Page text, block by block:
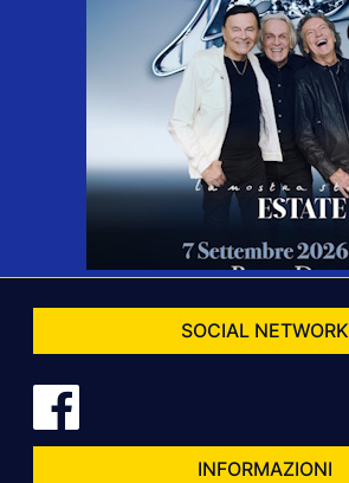
SOCIAL NETWORK
INFORMAZIONI